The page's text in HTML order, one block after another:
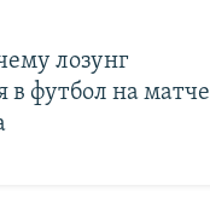
лозунг
в футбол на матче